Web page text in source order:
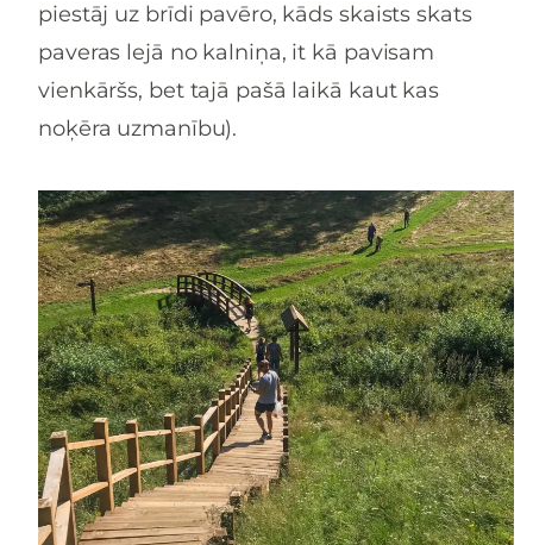
piestāj uz brīdi pavēro, kāds skaists skats
paveras lejā no kalniņa, it kā pavisam
vienkāršs, bet tajā pašā laikā kaut kas
noķēra uzmanību).